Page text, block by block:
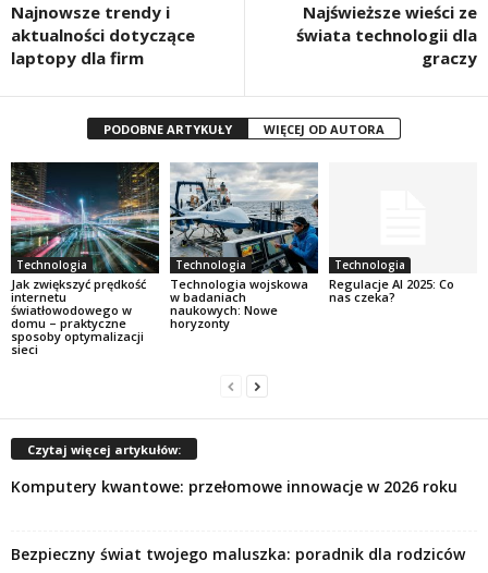
Najnowsze trendy i
aktualności dotyczące
laptopy dla firm
Najświeższe wieści ze
świata technologii dla
graczy
PODOBNE ARTYKUŁY WIĘCEJ OD AUTORA
Technologia
Jak zwiększyć prędkość
internetu
światłowodowego w
domu – praktyczne
sposoby optymalizacji
sieci
Technologia
Technologia wojskowa
w badaniach
naukowych: Nowe
horyzonty
Technologia
Regulacje AI 2025: Co
nas czeka?
Czytaj więcej artykułów:
Komputery kwantowe: przełomowe innowacje w 2026 roku
Bezpieczny świat twojego maluszka: poradnik dla rodziców